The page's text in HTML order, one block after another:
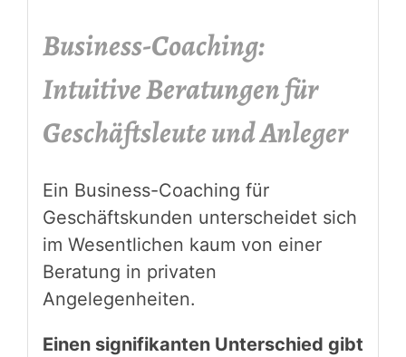
Business-Coaching:
Intuitive Beratungen für
Geschäftsleute und Anleger
Ein Business-Coaching für
Geschäftskunden unterscheidet sich
im Wesentlichen kaum von einer
Beratung in privaten
Angelegenheiten.
Einen signifikanten Unterschied gibt